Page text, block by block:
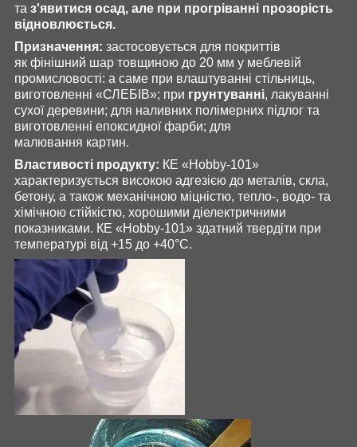
та з'явитися осад, але при прогріванні прозорість
відновлюється.
Призначення: застосовується для покриттів
як фінішний шар товщиною до 20 мм у меблевій
промисловості: а саме при влаштуванні стільниць,
виготовленні «СЛЕБІВ»; при грунтуванні, лакуванні
сухої деревини; для наливних полімерних підлог та
виготовленні епоксидної фарби; для
малювання картин.
Властивості продукту: КЕ «Hobby-101»
характеризується високою адгезією до металів, скла,
бетону, а також механічною міцністю, тепло-, водо- та
хімічною стійкістю, хорошими діелектричними
показниками. КЕ «Hobby-101» здатний твердіти при
температурі від +15 до +40°С.